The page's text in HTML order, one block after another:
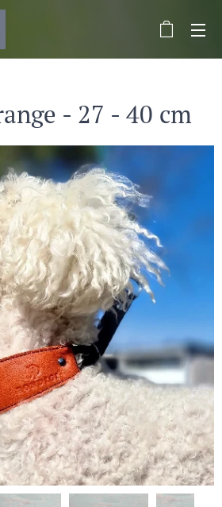
- 27 - 40 cm